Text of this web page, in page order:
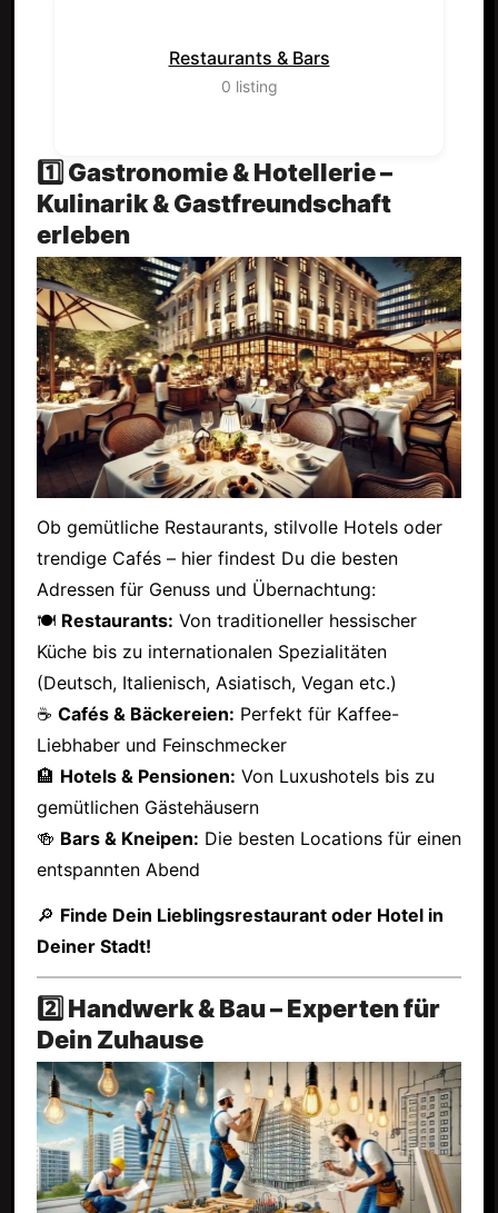
Restaurants & Bars
0 listing
1️⃣ Gastronomie & Hotellerie –
Kulinarik & Gastfreundschaft
erleben
Ob gemütliche Restaurants, stilvolle Hotels oder
trendige Cafés – hier findest Du die besten
Adressen für Genuss und Übernachtung:
🍽 Restaurants: Von traditioneller hessischer
Küche bis zu internationalen Spezialitäten
(Deutsch, Italienisch, Asiatisch, Vegan etc.)
☕ Cafés & Bäckereien: Perfekt für Kaffee-
Liebhaber und Feinschmecker
🏨 Hotels & Pensionen: Von Luxushotels bis zu
gemütlichen Gästehäusern
🍻 Bars & Kneipen: Die besten Locations für einen
entspannten Abend
🔎 Finde Dein Lieblingsrestaurant oder Hotel in
Deiner Stadt!
2️⃣ Handwerk & Bau – Experten für
Dein Zuhause